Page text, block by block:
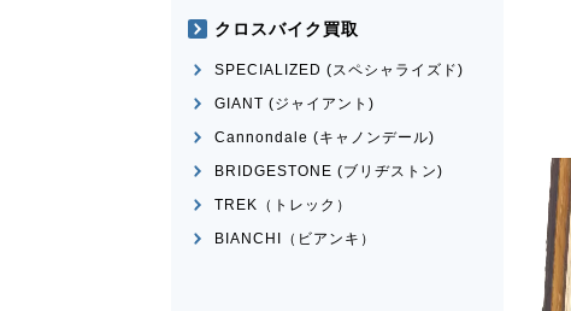
クロスバイク買取
SPECIALIZED (スペシャライズド)
GIANT (ジャイアント)
Cannondale (キャノンデール)
BRIDGESTONE (ブリヂストン)
TREK（トレック）
BIANCHI（ビアンキ）